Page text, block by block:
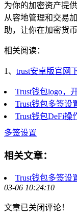
为你的加密资产提
从容地管理和交易
助，让你在加密货
相关阅读：
1、 trust安卓版官网
Trust钱包logo，
Trust钱包多签设
Trust钱包DeFi操
多签设置
相关文章：
Trust钱包多签设
03-06 10:24:10
文章已关闭评论！